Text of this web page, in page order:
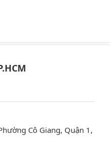
Cô Giang, Quận 1,